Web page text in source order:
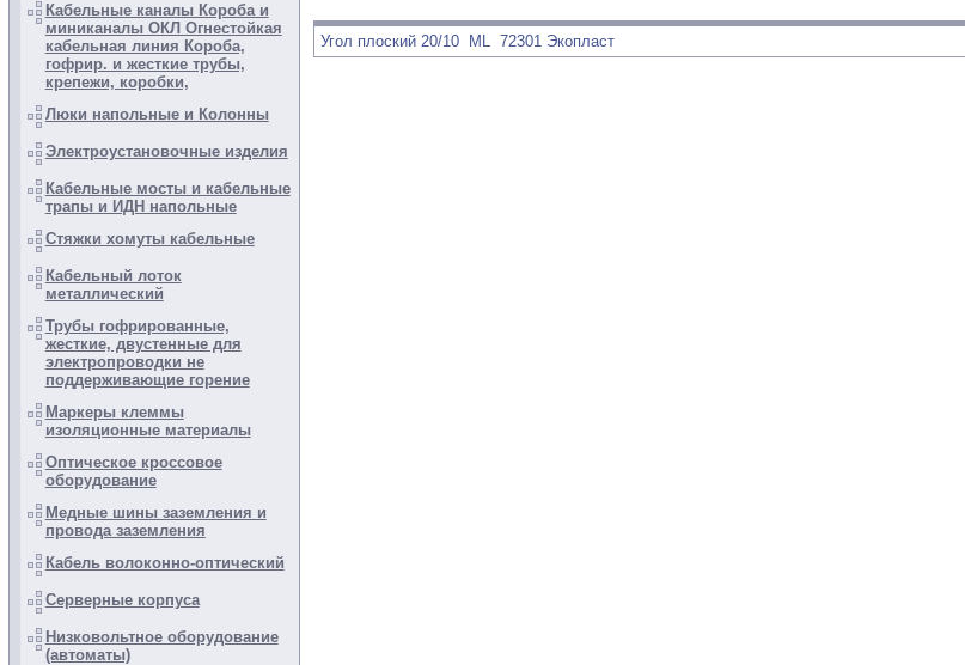
Кабельные каналы Короба и
миниканалы ОКЛ Огнестойкая
кабельная линия Короба,
гофрир. и жесткие трубы,
крепежи, коробки,
Люки напольные и Колонны
Электроустановочные изделия
Кабельные мосты и кабельные
трапы и ИДН напольные
Стяжки хомуты кабельные
Кабельный лоток
металлический
Трубы гофрированные,
жесткие, двустенные для
электропроводки не
поддерживающие горение
Маркеры клеммы
изоляционные материалы
Оптическое кроссовое
оборудование
Медные шины заземления и
провода заземления
Кабель волоконно-оптический
Серверные корпуса
Низковольтное оборудование
(автоматы)
Угол плоский 20/10 ML 72301 Экопласт